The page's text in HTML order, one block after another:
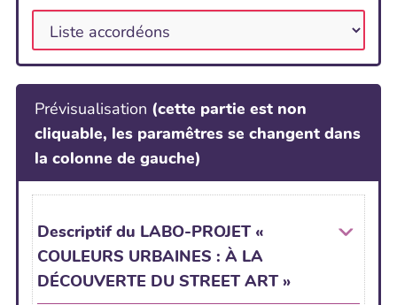
Prévisualisation (cette partie est non
cliquable, les paramêtres se changent dans
la colonne de gauche)